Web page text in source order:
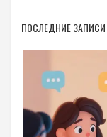
ПОСЛЕДНИЕ ЗАПИСИ